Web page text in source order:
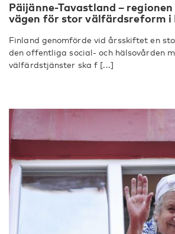
Päijänne-Tavastland –
vägen för stor välfärdsreform i
Finland genomförde vid årsskiftet en
den offentliga social- och hälsovården
välfärdstjänster ska f [...]